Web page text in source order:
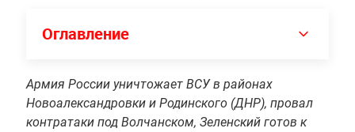
Оглавление
Армия России уничтожает ВСУ в районах
Новоалександровки и Родинского (ДНР), провал
контратаки под Волчанском, Зеленский готов к